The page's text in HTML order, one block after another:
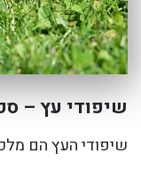
שיפודי עץ –
שיפודי העץ הם